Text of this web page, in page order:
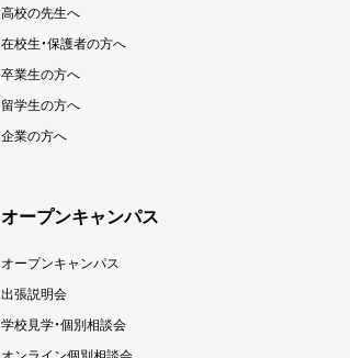
高校の先生へ
在校生・保護者の方へ
卒業生の方へ
留学生の方へ
企業の方へ
オープンキャンパス
オープンキャンパス
出張説明会
学校見学・個別相談会